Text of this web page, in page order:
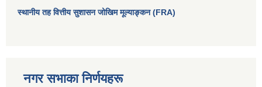
स्थानीय तह वित्तीय सुशासन जोखिम मूल्याङ्कन (FRA)
नगर सभाका निर्णयहरू